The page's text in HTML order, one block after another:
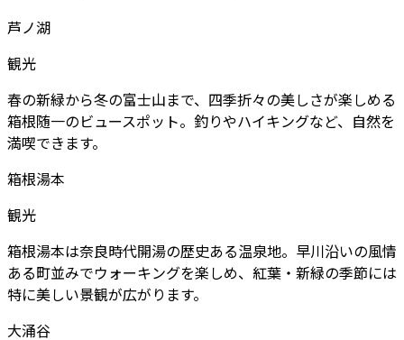
芦ノ湖
観光
春の新緑から冬の富士山まで、四季折々の美しさが楽しめる
箱根随一のビュースポット。釣りやハイキングなど、自然を
満喫できます。
箱根湯本
観光
箱根湯本は奈良時代開湯の歴史ある温泉地。早川沿いの風情
ある町並みでウォーキングを楽しめ、紅葉・新緑の季節には
特に美しい景観が広がります。
大涌谷